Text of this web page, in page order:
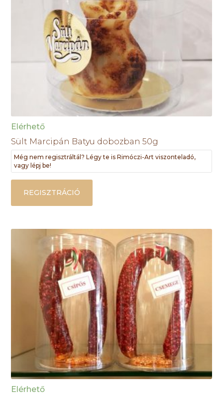
Elérhető
Sült Marcipán Batyu dobozban 50g
Még nem regisztráltál? Légy te is Rimóczi-Art viszonteladó,
vagy lépj be!
REGISZTRÁCIÓ
Elérhető